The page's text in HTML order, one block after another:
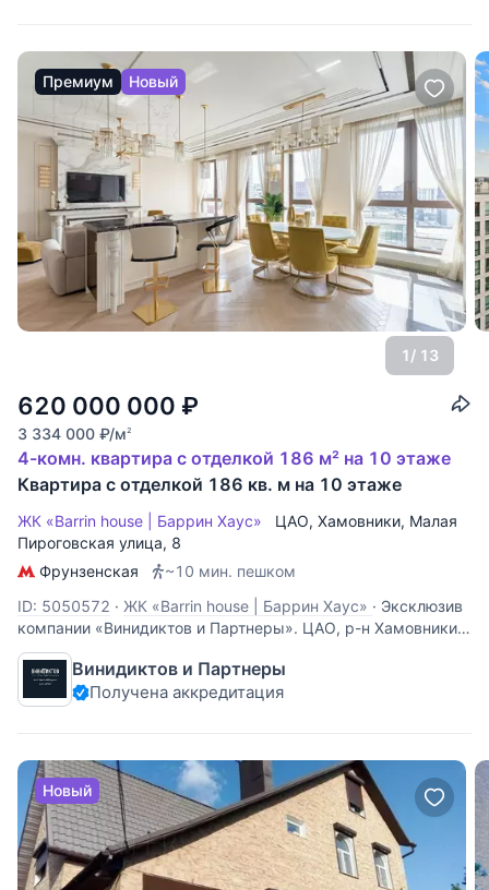
Премиум Новый
1/ 13
620 000 000 ₽
3 334 000 ₽/м2
4-комн. квартира с отделкой 186 м² на 10 этаже
Квартира с отделкой 186 кв. м на 10 этаже
ЖК «Barrin house | Баррин Хаус» ЦАО, Хамовники, Малая
Пироговская улица, 8
Фрунзенская
~10 мин. пешком
ID: 5050572 · ЖК «Barrin house | Баррин Хаус» · Эксклюзив
компании «Винидиктов и Партнеры». ЦАО, р-н Хамовники,
ЖК «Барин Хаус». Продажа 4-комнатной квартиры (186 кв.
м) с новым De Luxe ремонтом. 10/12 этаж. Элитный дом у
парка «Усадьба Трубецких». Преимущества - Ремонт «под
Винидиктов и Партнеры
Получена аккредитация
Новый